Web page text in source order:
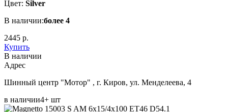
Цвет: Silver
В наличии:более 4
2445 р.
Купить
В наличии
Aдрес
Шинный центр "Мотор" , г. Киров, ул. Менделеева, 4
в наличии4+ шт